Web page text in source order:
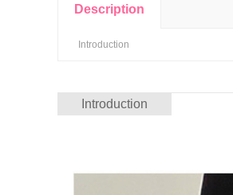
Description
Introduction
Introduction